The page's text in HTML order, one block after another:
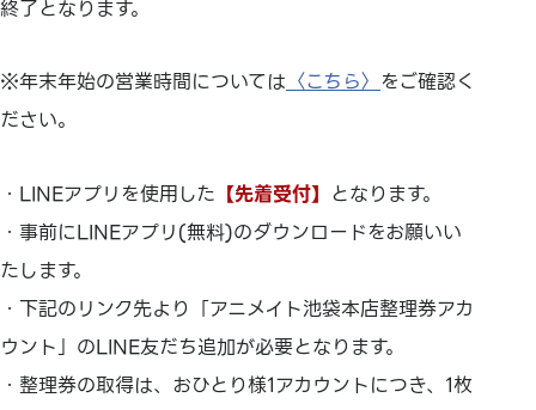
終了となります。
※年末年始の営業時間については〈こちら〉をご確認く
ださい。
・LINEアプリを使用した 【先着受付】 となります。
・事前にLINEアプリ(無料)のダウンロードをお願いい
たします。
・下記のリンク先より「アニメイト池袋本店整理券アカ
ウント」のLINE友だち追加が必要となります。
・整理券の取得は、おひとり様1アカウントにつき、1枚